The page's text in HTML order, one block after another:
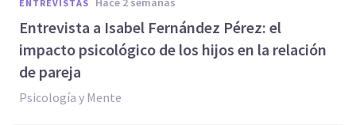
ENTREVISTAS
Entrevista a Isabel Fernández Pérez: el
impacto psicológico de los hijos en la relación
de pareja
Psicología y Mente